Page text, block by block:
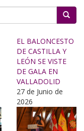
EL BALONCESTO
DE CASTILLA Y
LEÓN SE VISTE
DE GALA EN
VALLADOLID
27 de Junio de
2026